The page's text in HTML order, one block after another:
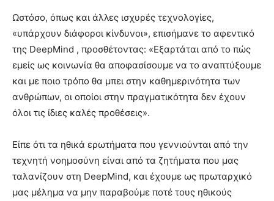
Ωστόσο, όπως και άλλες ισχυρές τεχνολογίες,
«υπάρχουν διάφοροι κίνδυνοι», επισήμανε το αφεντικό
της DeepMind , προσθέτοντας: «Εξαρτάται από το πώς
εμείς ως κοινωνία θα αποφασίσουμε να το αναπτύξουμε
και με ποιο τρόπο θα μπει στην καθημερινότητα των
ανθρώπων, οι οποίοι στην πραγματικότητα δεν έχουν
όλοι τις ίδιες καλές προθέσεις».
Είπε ότι τα ηθικά ερωτήματα που γεννιούνται από την
τεχνητή νοημοσύνη είναι από τα ζητήματα που μας
ταλανίζουν στη DeepMind, και έχουμε ως πρωταρχικό
μας μέλημα να μην παραβούμε ποτέ τους ηθικούς